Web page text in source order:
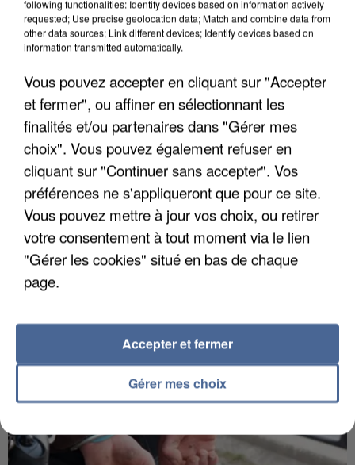
APRÈS TOUTES CES CANICULES, LES REFUGES
DE FAUNE SAUVAGE SONT...
following functionalities: Identify devices based on information actively
requested; Use precise geolocation data; Match and combine data from
other data sources; Link different devices; Identify devices based on
information transmitted automatically.
Vous pouvez accepter en cliquant sur "Accepter
et fermer", ou affiner en sélectionnant les
finalités et/ou partenaires dans "Gérer mes
choix". Vous pouvez également refuser en
cliquant sur "Continuer sans accepter". Vos
préférences ne s'appliqueront que pour ce site.
Vous pouvez mettre à jour vos choix, ou retirer
votre consentement à tout moment via le lien
"Gérer les cookies" situé en bas de chaque
page.
Gérer mes choix
Accepter et fermer